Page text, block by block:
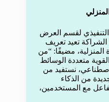
لقسم العرض
تعيد تعريف
المنزلية، مضيفًا: “من
متعددة الوسائط
نستفيد من
من الذكاء
مع المستخدمين،